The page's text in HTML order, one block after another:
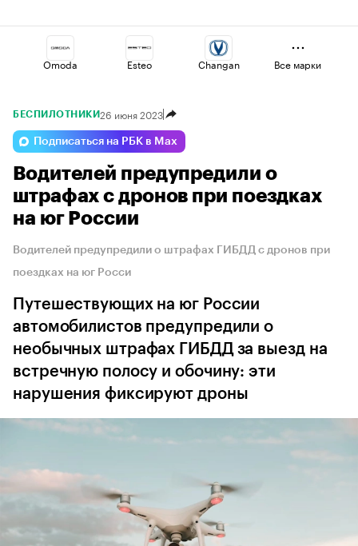
Omoda Esteo Changan
Geely Lada
Jaecoo Volga Haval
Все марки
БЕСПИЛОТНИКИ26 июня 2023
Подписаться на РБК в Max
Водителей предупредили о
штрафах с дронов при поездках
на юг России
Водителей предупредили о штрафах ГИБДД с дронов при
поездках на юг Росси
Путешествующих на юг России
автомобилистов предупредили о
необычных штрафах ГИБДД за выезд на
встречную полосу и обочину: эти
нарушения фиксируют дроны